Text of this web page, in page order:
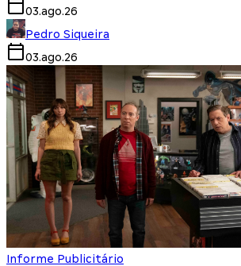
03.ago.26
Pedro Siqueira
03.ago.26
Informe Publicitário